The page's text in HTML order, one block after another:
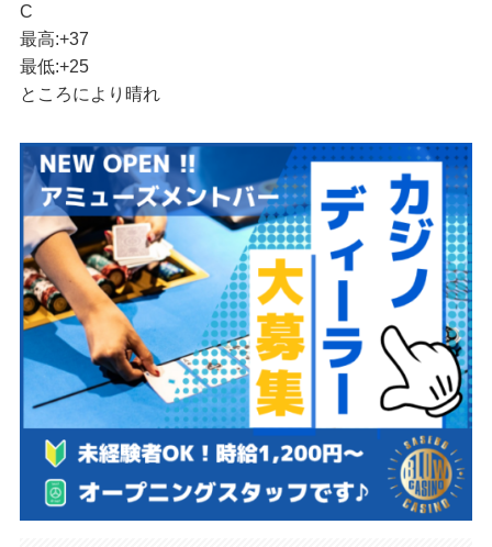
C
最高:+37
最低:+25
ところにより晴れ